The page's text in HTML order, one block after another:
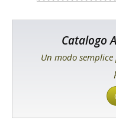
Catalogo
Un modo